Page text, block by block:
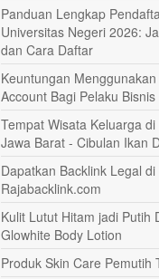
Panduan Lengkap
Universitas Negeri 2026:
dan Cara Daftar
Keuntungan
Account Bagi Pelaku Bisnis
Tempat Wisata Keluarga
Jawa Barat - Cibulan Ikan
Dapatkan Backlink Legal di
Rajabacklink.com
Kulit Lutut Hitam jadi Putih
Glowhite Body Lotion
Produk Skin Care Pemutih